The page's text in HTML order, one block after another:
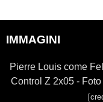
IMMAGINI
Pierre Louis come
Control Z 2x05 -